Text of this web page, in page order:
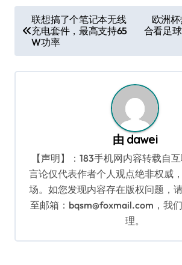
章
导
航
联想搞了个笔记本无线
充电套件，最高支持65
W功率
欧洲
合看足
由 dawei
【声明】：183手机网内容转载自
言论仅代表作者个人观点绝非权威
场。如您发现内容存在版权问题，
至邮箱：bqsm@foxmail.com，我
理。